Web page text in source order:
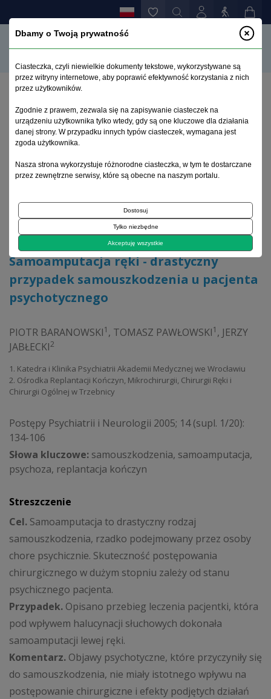
Samoamputacja ręki - drastyczny przypadek
samouszkodzenia u pacjenta psychotycznego
Archiwum 1992–2014
2005, tom 14, suplement 1
Opis przypadku
Samoamputacja ręki - drastyczny
przypadek samouszkodzenia u pacjenta
psychotycznego
PIOTR BARANOWSKI1 , TOMASZ PAWŁOWSKI1 , JERZY
JABŁECKI2
1. Katedra i Klinika Psychiatrii Akademii Medycznej we Wrocławiu
2. Ośrodka Replantacji Kończyn, Mikrochirurgii, Chirurgii Ręki i
Chirurgii Ogólnej w Trzebnicy
Postępy Psychiatrii i Neurologii 2005; 14 (supl. 1/20):
134-106
Słowa kluczowe: samouszkodzenia, samoamputacja,
psychoza, replantacja kończyn
Streszczenie
Cel. Samoamputacja to drastyczny rodzaj
samouszkodzenia, rzadko podejmowany przez osoby
chore psychicznie. Skuteczność postępowania
chirurgicznego w dużym stopniu zależy od stanu
psychicznego pacjenta.
Przypadek. Opisano przebieg leczenia pacjentki, która
pod wpływem halucynacji słuchowych dokonała
samoamputacji lewej ręki.
Komentarz. Objawy psychotyczne, które przyczyniły się
do samouszkodzenia, nie miały istotnego wpływu na
postępowanie chirurgiczne i efekty podjętych działań
Dbamy o Twoją prywatność
Ciasteczka, czyli niewielkie dokumenty tekstowe, wykorzystywane są
przez witryny internetowe, aby poprawić efektywność korzystania z nich
przez użytkowników.
Zgodnie z prawem, zezwala się na zapisywanie ciasteczek na
urządzeniu użytkownika tylko wtedy, gdy są one kluczowe dla działania
danej strony. W przypadku innych typów ciasteczek, wymagana jest
zgoda użytkownika.
Nasza strona wykorzystuje różnorodne ciasteczka, w tym te dostarczane
przez zewnętrzne serwisy, które są obecne na naszym portalu.
Dostosuj
Tylko niezbędne
Akceptuję wszystkie